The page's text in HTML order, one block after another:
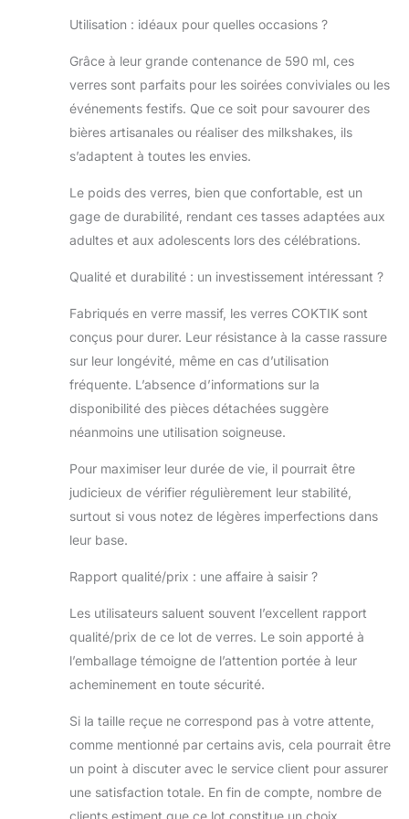
de la chope en
tenir
confortablement
la tasse et de
profiter des
boissons pendant
de longues
tasses à bière ont
différents lots
comprenant 2, 4,
répondre aux
La tasse à bière
mesure 13,5 cm
de haut et a un
de 7,6 cm.
Occasion
applicable : la
parfaite pour une
utilisation en
toutes occasions ;
que ce soit pour
regarder un match
de sport ou une
d'anniversaire,
ces tasses
conviennent bien
100 % sans risque
: nos verres
facilement
lavables à la main
Utilisation : idéaux pour quelles occasions ?
Grâce à leur grande contenance de 590 ml, ces
verres sont parfaits pour les soirées conviviales ou les
événements festifs. Que ce soit pour savourer des
bières artisanales ou réaliser des milkshakes, ils
s’adaptent à toutes les envies.
Le poids des verres, bien que confortable, est un
gage de durabilité, rendant ces tasses adaptées aux
adultes et aux adolescents lors des célébrations.
Qualité et durabilité : un investissement intéressant ?
Fabriqués en verre massif, les verres COKTIK sont
conçus pour durer. Leur résistance à la casse rassure
sur leur longévité, même en cas d’utilisation
fréquente. L’absence d’informations sur la
disponibilité des pièces détachées suggère
néanmoins une utilisation soigneuse.
Pour maximiser leur durée de vie, il pourrait être
judicieux de vérifier régulièrement leur stabilité,
surtout si vous notez de légères imperfections dans
leur base.
Rapport qualité/prix : une affaire à saisir ?
Les utilisateurs saluent souvent l’excellent rapport
qualité/prix de ce lot de verres. Le soin apporté à
l’emballage témoigne de l’attention portée à leur
acheminement en toute sécurité.
Si la taille reçue ne correspond pas à votre attente,
comme mentionné par certains avis, cela pourrait être
un point à discuter avec le service client pour assurer
une satisfaction totale. En fin de compte, nombre de